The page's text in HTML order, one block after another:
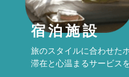
宿泊施設
旅のスタイルに合わせた
滞在と心温まるサービス